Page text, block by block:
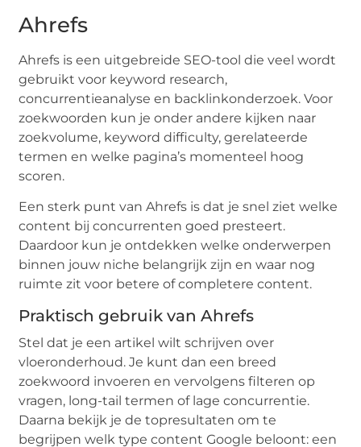
Ahrefs
Ahrefs is een uitgebreide SEO-tool die veel wordt
gebruikt voor keyword research,
concurrentieanalyse en backlinkonderzoek. Voor
zoekwoorden kun je onder andere kijken naar
zoekvolume, keyword difficulty, gerelateerde
termen en welke pagina’s momenteel hoog
scoren.
Een sterk punt van Ahrefs is dat je snel ziet welke
content bij concurrenten goed presteert.
Daardoor kun je ontdekken welke onderwerpen
binnen jouw niche belangrijk zijn en waar nog
ruimte zit voor betere of completere content.
Praktisch gebruik van Ahrefs
Stel dat je een artikel wilt schrijven over
vloeronderhoud. Je kunt dan een breed
zoekwoord invoeren en vervolgens filteren op
vragen, long-tail termen of lage concurrentie.
Daarna bekijk je de topresultaten om te
begrijpen welk type content Google beloont: een